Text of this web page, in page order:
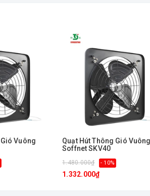
Vuông
Quạt Hút Thông Gió Vuông
Soffnet SKV40
1.480.000₫ - 10%
1.332.000₫